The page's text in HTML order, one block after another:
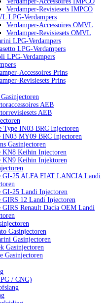
Verdamper-Revisiesets IMPCO
LPG-Verdampers
Verdamper-Accessoires OMVL
Verdamper-Revisiesets OMVL
LPG-Verdampers
LPG-Verdampers
LPG-Verdampers
Accessoires Prins
Revisiesets Prins
AEB
AEB
Type IN03 BRC Injectoren
IN03 MY09 BRC Injectoren
Gasinjectoren
KN8 Keihin Injectoren
KN9 Keihin Injektoren
GI-25 ALFA FIAT LANCIA Landi
GI-25 Landi Injectoren
GIRS 12 Landi Injectoren
GIRS Renault Dacia OEM Landi
Gasinjectoren
Gasinjectoren
Gasinjectoren
Gasinjectoren
/ CNG)